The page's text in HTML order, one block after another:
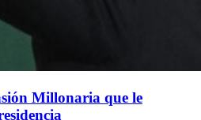
Millonaria que le